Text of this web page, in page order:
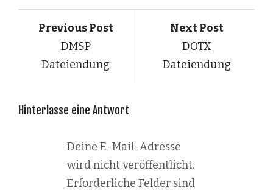
Previous Post
DMSP
Dateiendung
Next Post
DOTX
Dateiendung
Hinterlasse eine Antwort
Deine E-Mail-Adresse
wird nicht veröffentlicht.
Erforderliche Felder sind